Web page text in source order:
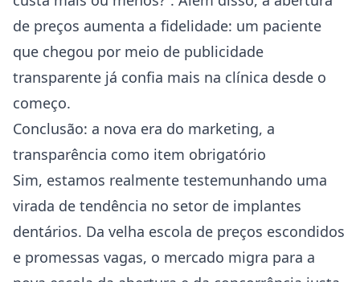
de preços aumenta a fidelidade: um paciente
que chegou por meio de publicidade
transparente já confia mais na clínica desde o
começo.
Conclusão: a nova era do marketing, a
transparência como item obrigatório
Sim, estamos realmente testemunhando uma
virada de tendência no setor de implantes
dentários. Da velha escola de preços escondidos
e promessas vagas, o mercado migra para a